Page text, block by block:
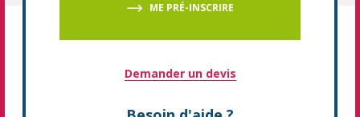
ME PRÉ-INSCRIRE
Demander un devis